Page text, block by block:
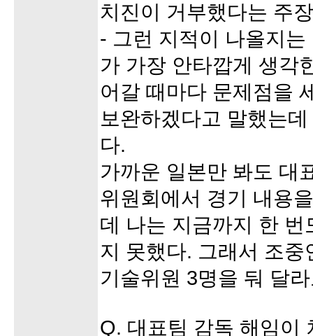
치진이 거부했다는 주
- 그런 지적이 나올지
가 가장 안타깝게 생각
어갈 때마다 문제점을
보완하겠다고 말했는
다.
가까운 일본만 봐도 대
위원회에서 경기 내용
데 나는 지금까지 한
지 못했다. 그래서 조
기술위원 3명을 둬 달
Q. 대표팀 감독 해임이